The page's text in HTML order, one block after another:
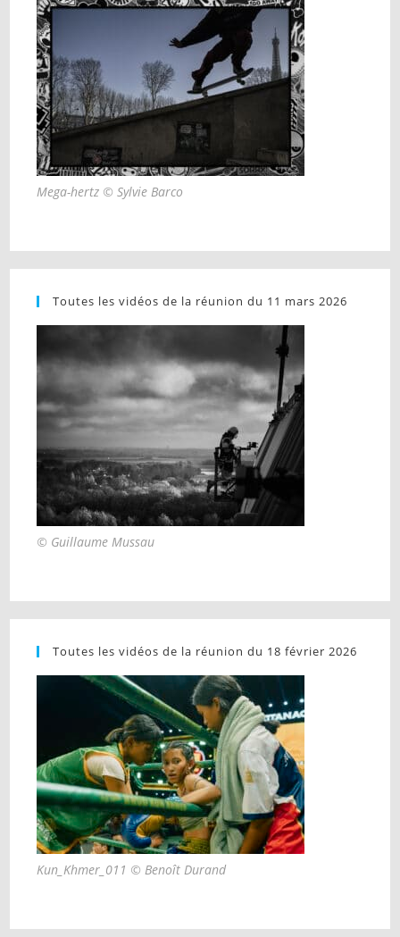
Mega-hertz © Sylvie Barco
Toutes les vidéos de la réunion du 11 mars 2026
© Guillaume Mussau
Toutes les vidéos de la réunion du 18 février 2026
Kun_Khmer_011 © Benoît Durand